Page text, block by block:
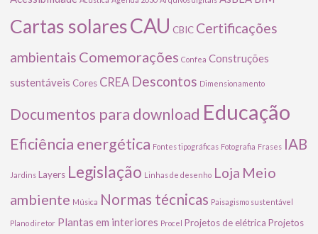
Cartas solaresCAU CBIC Certificações
ambientais Comemorações Confea Construções
sustentáveis Cores CREA Descontos Dimensionamento
Documentos para download Educação
Eficiência energética Fontes tipográficas Fotografia Frases IAB
Jardins Layers Legislação Linhas de desenho Loja Meio
ambiente Música Normas técnicas Paisagismo sustentável
Plano diretor Plantas em interiores Procel Projetos de elétrica Projetos